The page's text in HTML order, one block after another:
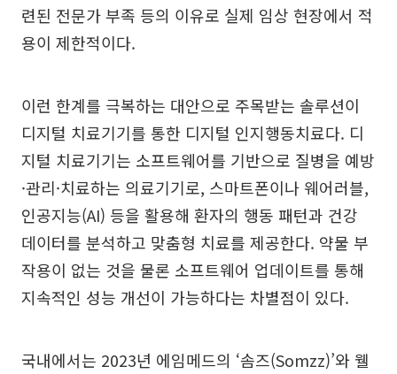
련된 전문가 부족 등의 이유로 실제 임상 현장에서 적
용이 제한적이다.
이런 한계를 극복하는 대안으로 주목받는 솔루션이
디지털 치료기기를 통한 디지털 인지행동치료다. 디
지털 치료기기는 소프트웨어를 기반으로 질병을 예방
·관리·치료하는 의료기기로, 스마트폰이나 웨어러블,
인공지능(AI) 등을 활용해 환자의 행동 패턴과 건강
데이터를 분석하고 맞춤형 치료를 제공한다. 약물 부
작용이 없는 것을 물론 소프트웨어 업데이트를 통해
지속적인 성능 개선이 가능하다는 차별점이 있다.
국내에서는 2023년 에임메드의 ‘솜즈(Somzz)’와 웰